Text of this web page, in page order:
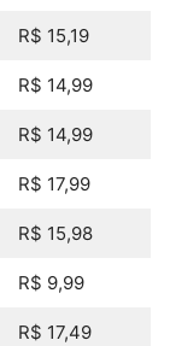
R$ 15,19
R$ 14,99
R$ 14,99
R$ 17,99
R$ 15,98
R$ 9,99
R$ 17,49